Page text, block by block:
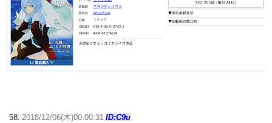
58: 2018/12/06(木)00:00:31 ID:C9u